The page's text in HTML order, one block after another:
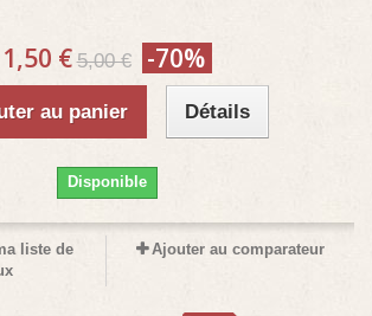
1,50 € 5,00 € -70%
au panier Détails
Disponible
liste de
Ajouter au comparateur